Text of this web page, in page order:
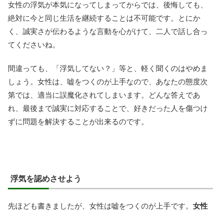
女性の浮気が本気になってしまってからでは、後悔しても、
絶対に今と同じ生活を継続することは不可能です。とにか
く、誠実さが伝わるような言動を心がけて、二人で話し合っ
てくださいね。
間違っても、「浮気してない？」等と、軽く聞くのはやめま
しょう。女性は、嘘をつくのが上手なので、あなたの態度次
第では、適当に誤魔化されてしまいます。どんな答えであ
れ、最後まで誠実に対応することで、好きだった人を傷つけ
ずに問題を解決することが出来るのです。
浮気を認めさせよう
先ほども書きましたが、女性は嘘をつくのが上手です。 女性